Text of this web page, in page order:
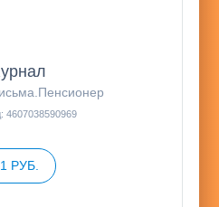
4607038590969
РУБ.